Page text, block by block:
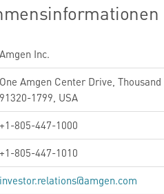
Amgen Inc.
One Amgen Center Drive, Thousand
91320-1799, USA
+1-805-447-1000
+1-805-447-1010
investor.relations@amgen.com